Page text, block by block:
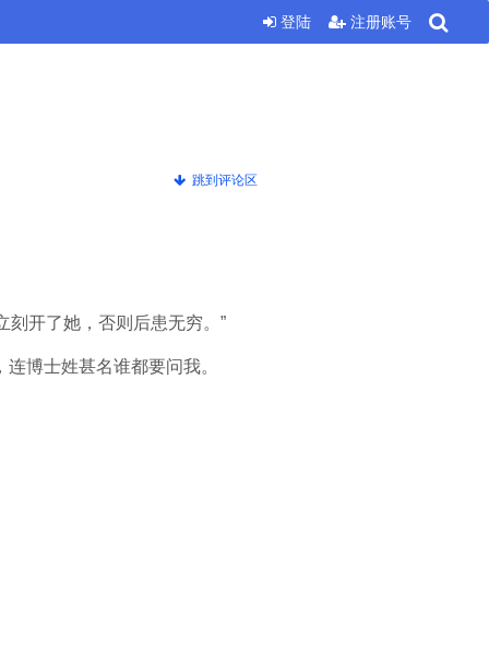
登陆 注册账号
跳到评论区
刻开了她，否则后患无穷。”
博士姓甚名谁都要问我。